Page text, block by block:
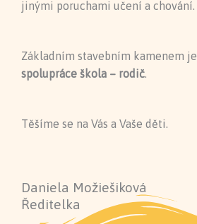
jinými poruchami učení a chování.
Základním stavebním kamenem je
spolupráce škola – rodič.
Těšíme se na Vás a Vaše děti.
Daniela Možiešiková
Ředitelka